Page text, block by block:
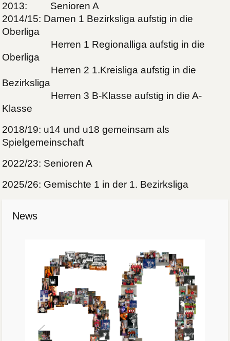
2013: Senioren A
2014/15: Damen 1 Bezirksliga aufstig in die
Oberliga
Herren 1 Regionalliga aufstig in die
Oberliga
Herren 2 1.Kreisliga aufstig in die
Bezirksliga
Herren 3 B-Klasse aufstig in die A-
Klasse
2018/19: u14 und u18 gemeinsam als
Spielgemeinschaft
2022/23: Senioren A
2025/26: Gemischte 1 in der 1. Bezirksliga
News